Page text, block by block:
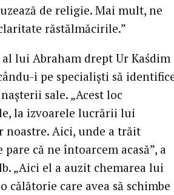
de religie. Mai mult, ne
răstălmăcirile.”
lui Abraham drept Ur Kaśdim
i pe specialiști să
sale. „Acest loc
la izvoarele lucrării lui
noastre. Aici, unde a trăit
că ne întoarcem acasă”, a
„Aici el a auzit chemarea lui
călătorie care avea să schimbe